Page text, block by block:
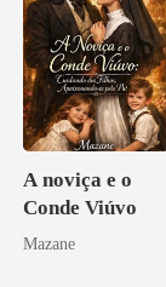
A noviça e o
Conde Viúvo
Mazane